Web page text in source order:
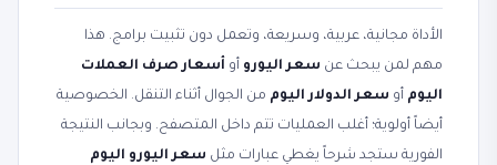
الأداة مجانية، عربية، وسريعة، وتعمل دون تثبيت برامج. هذا
مهم لمن يبحث عن سعر اليورو أو أسعار صرف العملات
اليوم أو سعر الدولار اليوم من الجوال أثناء التنقل. الخصوصية
أيضاً أولوية؛ أغلب العمليات تتم داخل المتصفح. وبجانب النتيجة
الفورية ستجد شرحاً يغطي عبارات مثل سعر اليورو اليوم